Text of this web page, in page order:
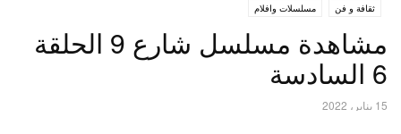
ثقافة و فن مسلسلات وافلام
مشاهدة مسلسل شارع 9 الحلقة
6 السادسة
15 يناير، 2022